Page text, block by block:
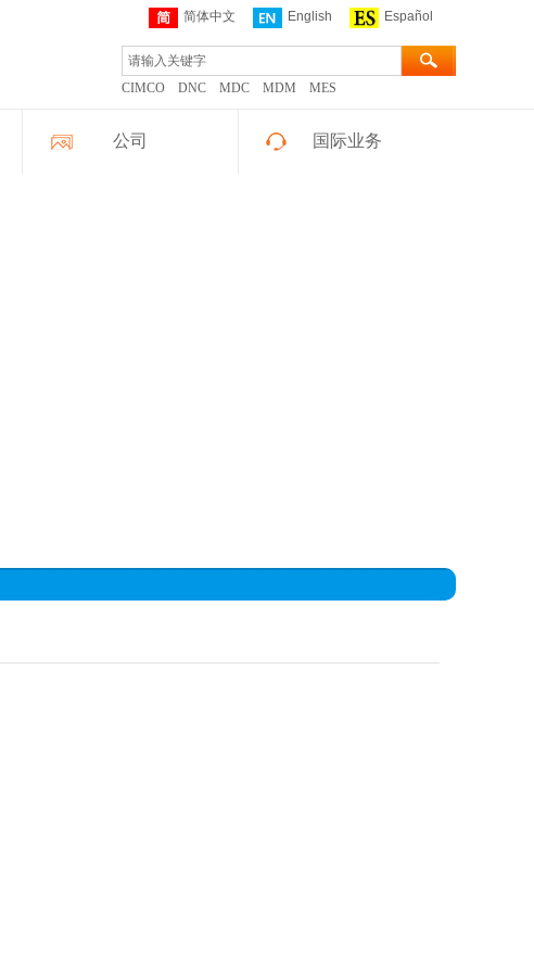
简体中文 English Español
CIMCO DNC MDC MDM MES
公司 国际业务